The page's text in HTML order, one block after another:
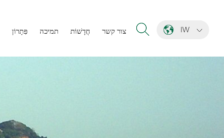
IW פִּתָרוֹן תמיכה חֲדָשׁוֹת צור קשר